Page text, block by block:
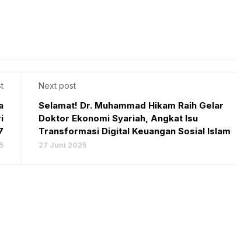
Next post
Selamat! Dr. Muhammad Hikam Raih Gelar
Doktor Ekonomi Syariah, Angkat Isu
Transformasi Digital Keuangan Sosial Islam
27 Juni 2025